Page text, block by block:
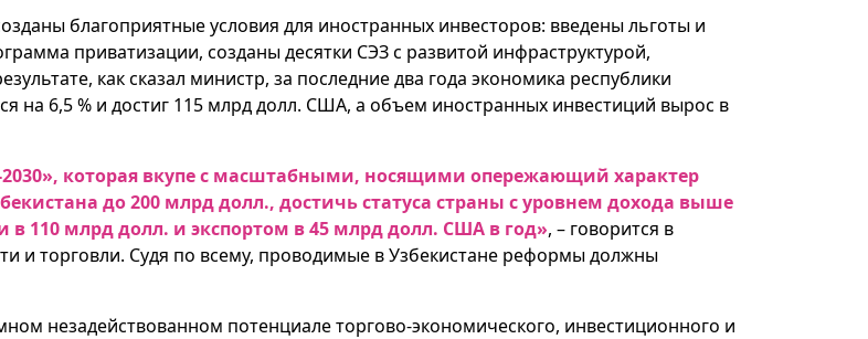
благоприятные условия для иностранных инвесторов: введены льготы и
приватизации, созданы десятки СЭЗ с развитой инфраструктурой,
как сказал министр, за последние два года экономика республики
на 6,5 % и достиг 115 млрд долл. США, а объем иностранных инвестиций вырос в
2030», которая вкупе с масштабными, носящими опережающий характер
до 200 млрд долл., достичь статуса страны с уровнем дохода выше
110 млрд долл. и экспортом в 45 млрд долл. США в год», – говорится в
и торговли. Судя по всему, проводимые в Узбекистане реформы должны
незадействованном потенциале торгово-экономического, инвестиционного и